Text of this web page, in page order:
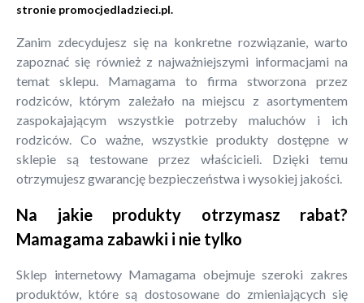
stronie promocjedladzieci.pl.
Zanim zdecydujesz się na konkretne rozwiązanie, warto
zapoznać się również z najważniejszymi informacjami na
temat sklepu. Mamagama to firma stworzona przez
rodziców, którym zależało na miejscu z asortymentem
zaspokajającym wszystkie potrzeby maluchów i ich
rodziców. Co ważne, wszystkie produkty dostępne w
sklepie są testowane przez właścicieli. Dzięki temu
otrzymujesz gwarancję bezpieczeństwa i wysokiej jakości.
Na jakie produkty otrzymasz rabat?
Mamagama zabawki i nie tylko
Sklep internetowy Mamagama obejmuje szeroki zakres
produktów, które są dostosowane do zmieniających się